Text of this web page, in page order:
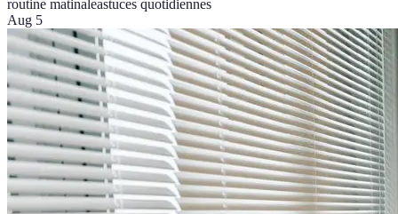
routine matinaleastuces quotidiennes
Aug 5